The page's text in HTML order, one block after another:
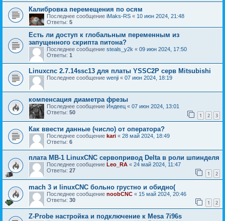
Калибровка перемещения по осям
Последнее сообщение iMaks-RS « 10 июн 2024, 21:48
Ответы: 5
Есть ли доступ к глобальным переменным из
запущенного скрипта питона?
Последнее сообщение steals_y2k « 09 июн 2024, 17:50
Ответы: 1
Linuxcnc 2.7.14ssc13 для платы YSSC2P серв Mitsubishi
Последнее сообщение wenji « 07 июн 2024, 18:19
компенсация диаметра фрезы
Последнее сообщение Индеец « 07 июн 2024, 13:01
Ответы: 50 1 2 3
Как ввести данные (число) от оператора?
Последнее сообщение kari « 28 май 2024, 18:49
Ответы: 6
плата MB-1 LinuxCNC сервопривод Delta в роли шпинделя
Последнее сообщение Leo_RA « 24 май 2024, 11:47
Ответы: 27 1 2
mach 3 и linuxCNC больно грустно и обидно(
Последнее сообщение noobCNC « 15 май 2024, 20:46
Ответы: 30 1 2
Z-Probe настройка и подключение к Mesa 7i96s